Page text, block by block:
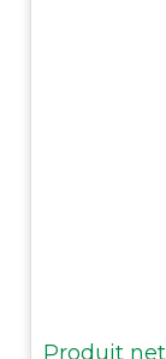
Produit